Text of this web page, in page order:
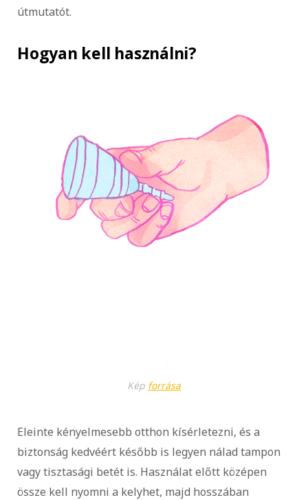
útmutatót.
Hogyan kell használni?
Kép forrása
Eleinte kényelmesebb otthon kísérletezni, és a
biztonság kedvéért később is legyen nálad tampon
vagy tisztasági betét is. Használat előtt középen
össze kell nyomni a kelyhet, majd hosszában